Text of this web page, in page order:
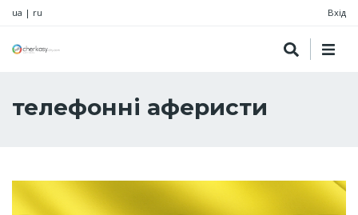
ua | ru Вхід
телефонні аферисти